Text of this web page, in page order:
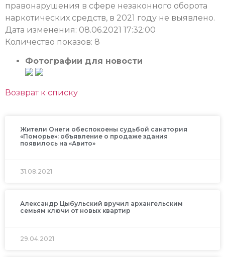
правонарушения в сфере незаконного оборота
наркотических средств, в 2021 году не выявлено.
Дата изменения: 08.06.2021 17:32:00
Количество показов: 8
Фотографии для новости
Возврат к списку
Жители Онеги обеспокоены судьбой санатория
«Поморье»: объявление о продаже здания
появилось на «Авито»
31.08.2021
Александр Цыбульский вручил архангельским
семьям ключи от новых квартир
29.04.2021